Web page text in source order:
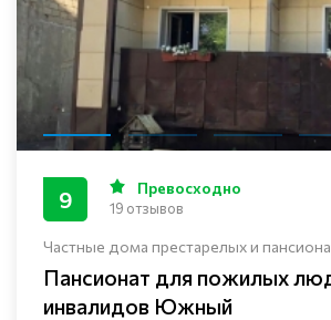
Частные дома престарелых и
Пансионат для пожилых
инвалидов Южный
9 Превосходно
19 отзывов